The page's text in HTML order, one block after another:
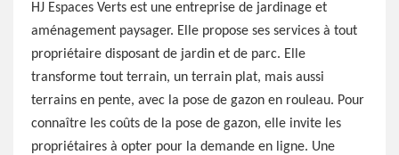
HJ Espaces Verts est une entreprise de jardinage et
aménagement paysager. Elle propose ses services à tout
propriétaire disposant de jardin et de parc. Elle
transforme tout terrain, un terrain plat, mais aussi
terrains en pente, avec la pose de gazon en rouleau. Pour
connaître les coûts de la pose de gazon, elle invite les
propriétaires à opter pour la demande en ligne. Une